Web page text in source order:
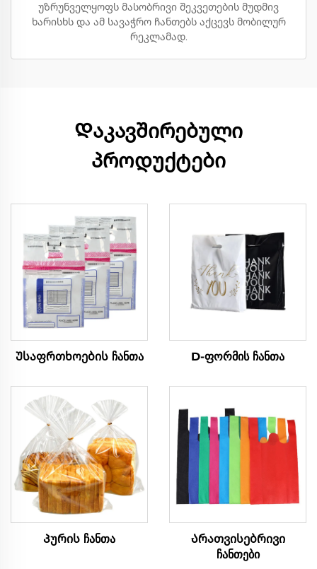
უზრუნველყოფს მასობრივი შეკვეთების მუდმივ
ხარისხს და ამ სავაჭრო ჩანთებს აქცევს მობილურ
რეკლამად.
Დაკავშირებული
პროდუქტები
Უსაფრთხოების ჩანთა D-ფორმის ჩანთა
Პურის ჩანთა
Არათვისებრივი
ჩანთები